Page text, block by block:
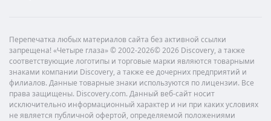
Перепечатка любых материалов сайта без активной ссылки
запрещена! «Четыре глаза» © 2002-2026© 2026 Discovery, а также
соответствующие логотипы и торговые марки являются товарными
знаками компании Discovery, а также ее дочерних предприятий и
филиалов. Данные товарные знаки используются по лицензии. Все
права защищены. Discovery.com. Данный веб-сайт носит
исключительно информационный характер и ни при каких условиях
не является публичной офертой, определяемой положениями